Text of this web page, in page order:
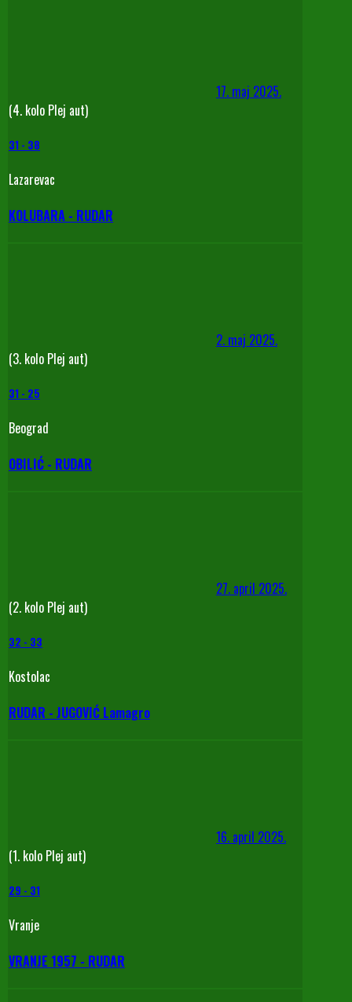
17. maj 2025.
(4. kolo Plej aut)
31 - 38
Lazarevac
KOLUBARA - RUDAR
2. maj 2025.
(3. kolo Plej aut)
31 - 25
Beograd
OBILIĆ - RUDAR
27. april 2025.
(2. kolo Plej aut)
32 - 33
Kostolac
RUDAR - JUGOVIĆ Lamagro
16. april 2025.
(1. kolo Plej aut)
29 - 31
Vranje
VRANJE 1957 - RUDAR